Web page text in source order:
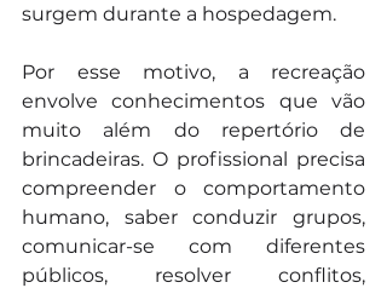
surgem durante a hospedagem.
Por esse motivo, a recreação
envolve conhecimentos que vão
muito além do repertório de
brincadeiras. O profissional precisa
compreender o comportamento
humano, saber conduzir grupos,
comunicar-se com diferentes
públicos, resolver conflitos,